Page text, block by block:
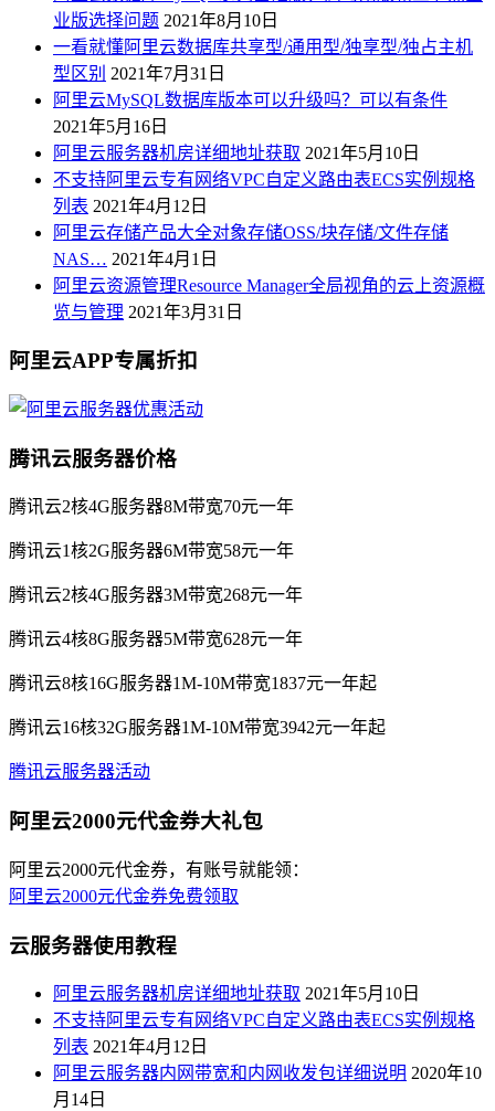
业版选择问题 2021年8月10日
一看就懂阿里云数据库共享型/通用型/独享型/独占主机
型区别 2021年7月31日
阿里云MySQL数据库版本可以升级吗？可以有条件
2021年5月16日
阿里云服务器机房详细地址获取 2021年5月10日
不支持阿里云专有网络VPC自定义路由表ECS实例规格
列表 2021年4月12日
阿里云存储产品大全对象存储OSS/块存储/文件存储
NAS… 2021年4月1日
阿里云资源管理Resource Manager全局视角的云上资源概
览与管理 2021年3月31日
阿里云APP专属折扣
腾讯云服务器价格
腾讯云2核4G服务器8M带宽70元一年
腾讯云1核2G服务器6M带宽58元一年
腾讯云2核4G服务器3M带宽268元一年
腾讯云4核8G服务器5M带宽628元一年
腾讯云8核16G服务器1M-10M带宽1837元一年起
腾讯云16核32G服务器1M-10M带宽3942元一年起
腾讯云服务器活动
阿里云2000元代金券大礼包
阿里云2000元代金券，有账号就能领：
阿里云2000元代金券免费领取
云服务器使用教程
阿里云服务器机房详细地址获取 2021年5月10日
不支持阿里云专有网络VPC自定义路由表ECS实例规格
列表 2021年4月12日
阿里云服务器内网带宽和内网收发包详细说明 2020年10
月14日